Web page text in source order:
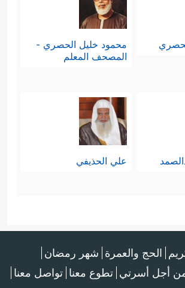
محمود خليل الحصري -
المصحف المعلم
علي الحذيفي
الحج والعمرة شهر رمضان
أجل أسرتي تطوع معنا تواصل معنا